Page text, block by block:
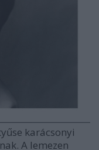
karácsonyi
A lemezen